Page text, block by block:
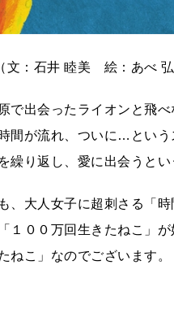
文：石井 睦美 絵：あべ
で出会ったライオンと飛
間が流れ、ついに…とい
繰り返し、愛に出会うとい
、大人女子に超刺さる「
１００万回生きたねこ」
ねこ」なのでございます。